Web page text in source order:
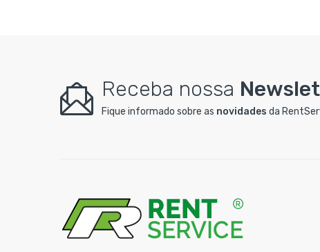
Receba nossa
Fique informado sobre as novidades da